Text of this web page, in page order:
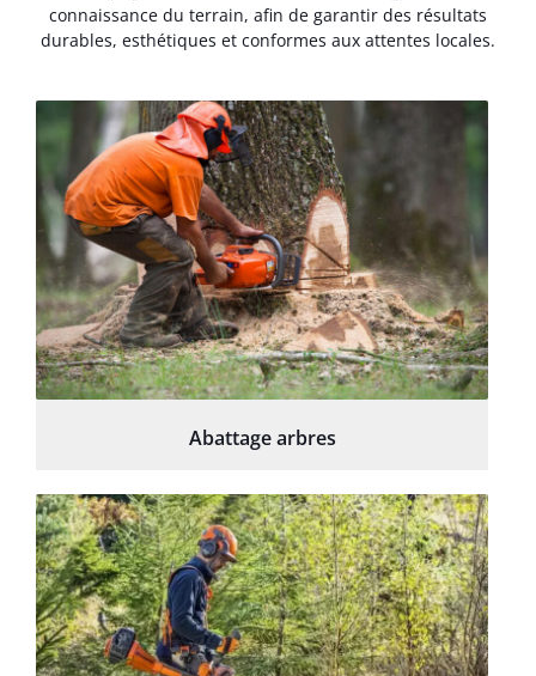
connaissance du terrain, afin de garantir des résultats
durables, esthétiques et conformes aux attentes locales.
Abattage arbres